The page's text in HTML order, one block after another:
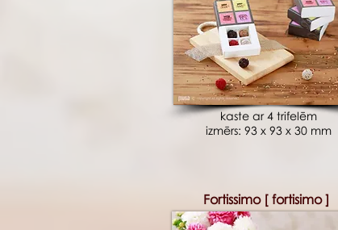
kaste ar 4 trifelēm
izmērs: 93 x 93 x 30 mm
Fortissimo [ fortisimo ]